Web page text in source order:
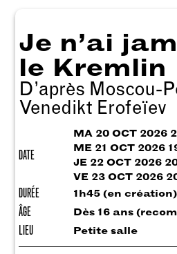
Je n’ai
le Kremlin
D’après Moscou-
Venedikt Erofeïev
DATE
MA 20 OCT 2026
ME 21 OCT 2026
JE 22 OCT 2026
VE 23 OCT 2026
DURÉE 1h45 (en création)
ÂGE Dès 16 ans
LIEU Petite salle